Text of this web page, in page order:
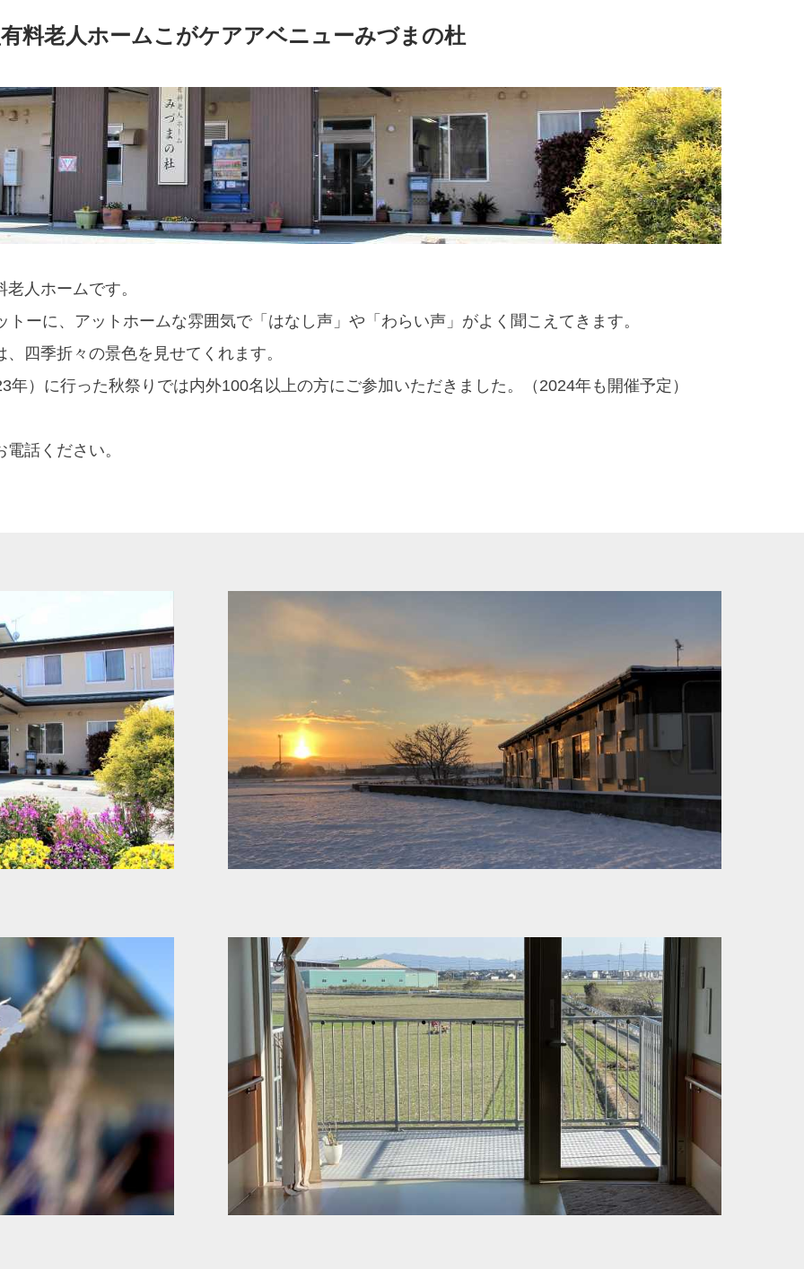
料老人ホームこがケアアベニューみづまの杜
人ホームです。
ーに、アットホームな雰囲気で「はなし声」や「わらい声」がよく聞こえてきます。
四季折々の景色を見せてくれます。
）に行った秋祭りでは内外100名以上の方にご参加いただきました。（2024年も開催予定）
話ください。